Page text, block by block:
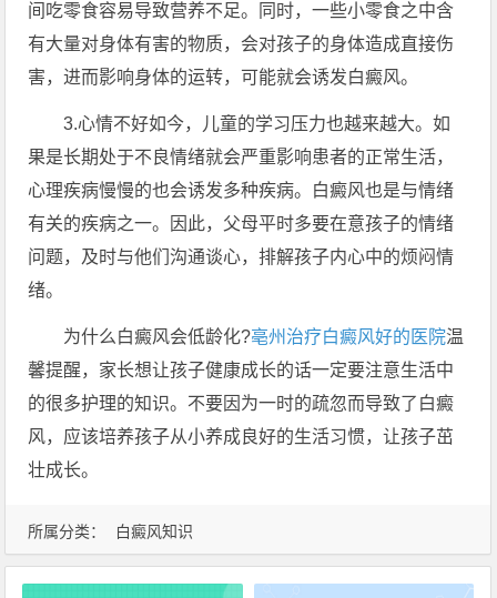
所属分类： 白癜风知识
间吃零食容易导致营养不足。同时，一些小零食之中含
有大量对身体有害的物质，会对孩子的身体造成直接伤
害，进而影响身体的运转，可能就会诱发白癜风。
3.心情不好如今，儿童的学习压力也越来越大。如
果是长期处于不良情绪就会严重影响患者的正常生活，
心理疾病慢慢的也会诱发多种疾病。白癜风也是与情绪
有关的疾病之一。因此，父母平时多要在意孩子的情绪
问题，及时与他们沟通谈心，排解孩子内心中的烦闷情
绪。
为什么白癜风会低龄化?亳州治疗白癜风好的医院温
馨提醒，家长想让孩子健康成长的话一定要注意生活中
的很多护理的知识。不要因为一时的疏忽而导致了白癜
风，应该培养孩子从小养成良好的生活习惯，让孩子茁
壮成长。